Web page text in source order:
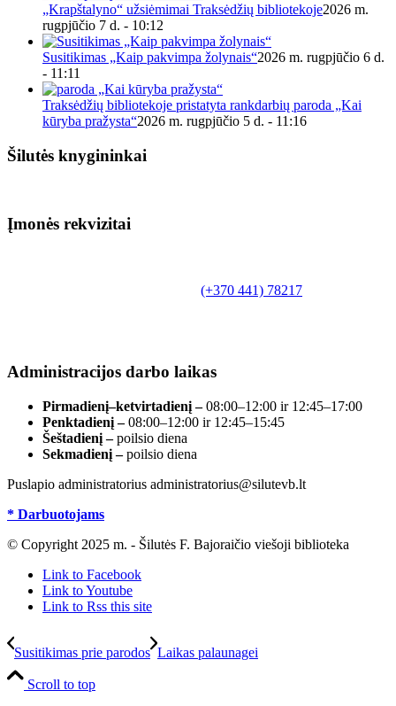
„Krapštalyno“ užsiėmimai Traksėdžių bibliotekoje2026 m.
rugpjūčio 7 d. - 10:12
Susitikimas „Kaip pakvimpa žolynais“2026 m. rugpjūčio 6 d.
- 11:11
Traksėdžių bibliotekoje pristatyta rankdarbių paroda „Kai
kūryba pražysta“2026 m. rugpjūčio 5 d. - 11:16
Šilutės knygininkai
Įmonės rekvizitai
(+370 441) 78217
Administracijos darbo laikas
Pirmadienį–ketvirtadienį –08:00–12:00 ir 12:45–17:00
Penktadienį –08:00–12:00 ir 12:45–15:45
Šeštadienį –poilsio diena
Sekmadienį –poilsio diena
Puslapio administratorius administratorius@silutevb.lt
* Darbuotojams
© Copyright 2025 m. - Šilutės F. Bajoraičio viešoji biblioteka
Link to Facebook
Link to Youtube
Link to Rss this site
Susitikimas prie parodos Laikas palaunagei
Scroll to top